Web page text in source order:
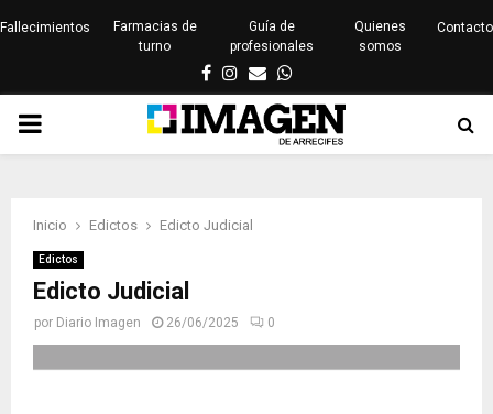
Fallecimientos
Farmacias de
turno
Guía de
profesionales
Quienes
somos
Contacto
Facebook
Instagram
EmailWhatsapp
PRIMARY
Inicio Edictos Edicto Judicial
Edictos
Edicto Judicial
por Diario Imagen 26/06/2025 0